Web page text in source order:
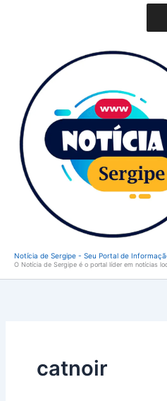
Notícia de Sergipe - Seu Portal de
O Notícia de Sergipe é o portal líder em notícias
catnoir